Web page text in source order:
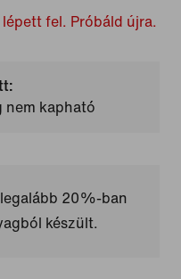
fel. Próbáld újra.
nem kapható
20%-ban
készült.